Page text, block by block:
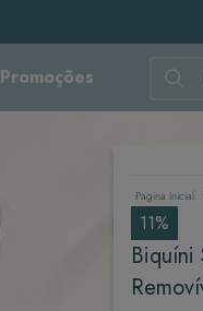
Promoções Buscar
11%
Biquíni